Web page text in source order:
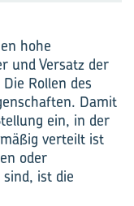
hohe
und Versatz der
Rollen des
Damit
ein, in der
verteilt ist
oder
ist die